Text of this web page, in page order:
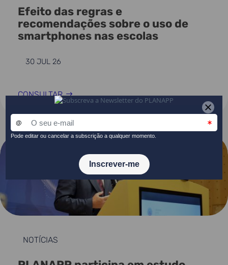
Efeito das regras e
recomendações sobre o uso de
smartphones nas escolas
30 JUL 26
CONSULTAR
NOTÍCIAS